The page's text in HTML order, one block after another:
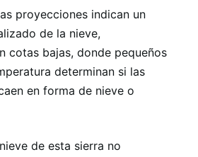
proyecciones indican un
de la nieve,
cotas bajas, donde pequeños
determinan si las
en forma de nieve o
de esta sierra no